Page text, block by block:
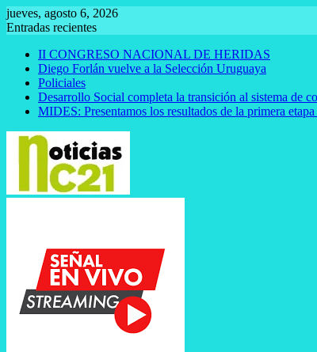
Saltar
al
jueves, agosto 6, 2026
Entradas recientes
II CONGRESO NACIONAL DE HERIDAS
Diego Forlán vuelve a la Selección Uruguaya
Policiales
Desarrollo Social completa la transición al sistema de
MIDES: Presentamos los resultados de la primera